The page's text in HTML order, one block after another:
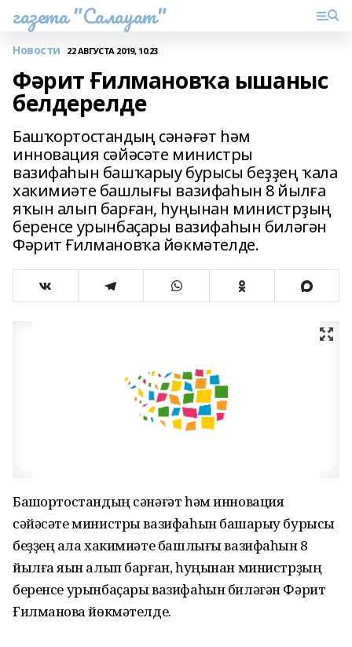
газета "Салауат"
Новости 22 АВГУСТА 2019, 10:23
Фәрит Ғилмановҡа ышаныс
белдерелде
Башҡортостандың сәнәғәт һәм
инновация сәйәсәте министры
вазифаһын башҡарыу бурысы беҙҙең ҡала
хакимиәте башлығы вазифаһын 8 йылға
яҡын алып барған, һуңынан министрҙың
беренсе урынбаҫары вазифаһын биләгән
Фәрит Ғилмановҡа йөкмәтелде.
Башҡортостандың сәнәғәт һәм инновация
сәйәсәте министры вазифаһын башҡарыу бурысы
беҙҙең ҡала хакимиәте башлығы вазифаһын 8
йылға яҡын алып барған, һуңынан министрҙың
беренсе урынбаҫары вазифаһын биләгән Фәрит
Ғилмановҡа йөкмәтелде.